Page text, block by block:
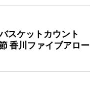
スケットカウント
香川ファイブアロー